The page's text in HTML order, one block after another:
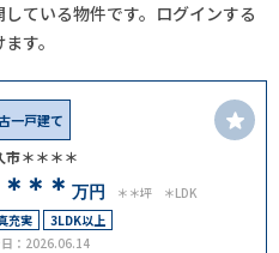
ている物件です。ログインする
す。
一戸建て
市＊＊＊＊
＊＊ 万円 ＊＊坪
＊LDK
充実
3LDK以上
：2026.06.14